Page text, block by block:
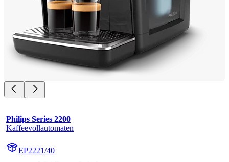
Philips Series 2200
Kaffeevollautomaten
EP2221/40